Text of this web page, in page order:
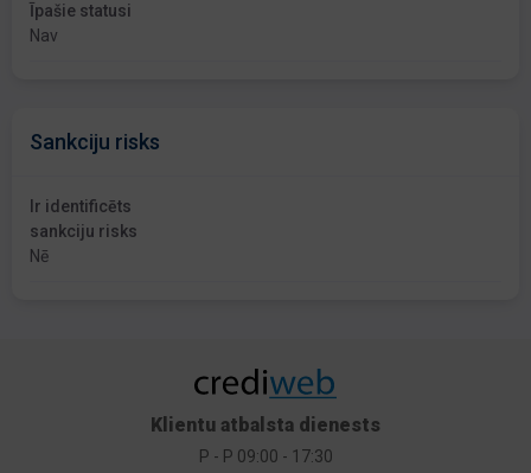
Īpašie statusi
Nav
Sankciju risks
Ir identificēts
sankciju risks
Nē
Klientu atbalsta dienests
P - P 09:00 - 17:30